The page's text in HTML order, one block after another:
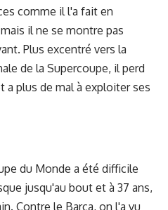
comme il l'a fait en
il ne se montre pas
Plus excentré vers la
de la Supercoupe, il perd
plus de mal à exploiter ses
du Monde a été difficile
jusqu'au bout et à 37 ans,
Contre le Barça, on l'a vu